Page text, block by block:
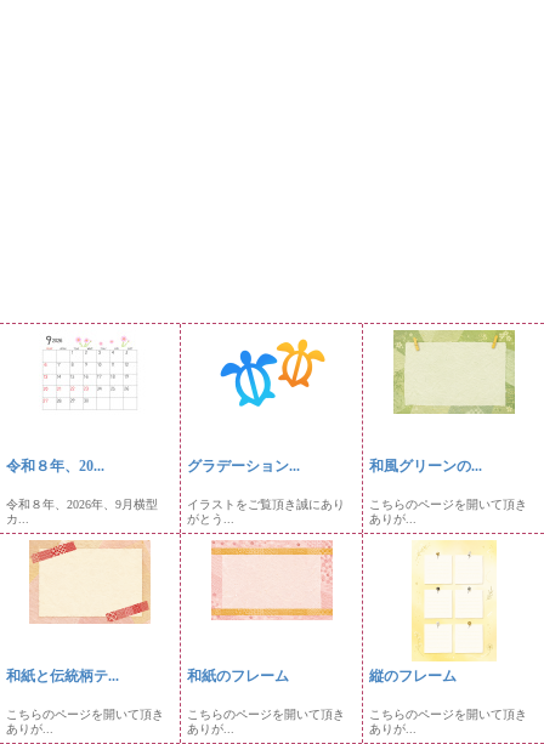
令和８年、20...
令和８年、2026年、9月横型
カ...
グラデーション...
イラストをご覧頂き誠にあり
がとう...
和風グリーンの...
こちらのページを開いて頂き
ありが...
和紙と伝統柄テ...
こちらのページを開いて頂き
ありが...
和紙のフレーム
こちらのページを開いて頂き
ありが...
縦のフレーム
こちらのページを開いて頂き
ありが...